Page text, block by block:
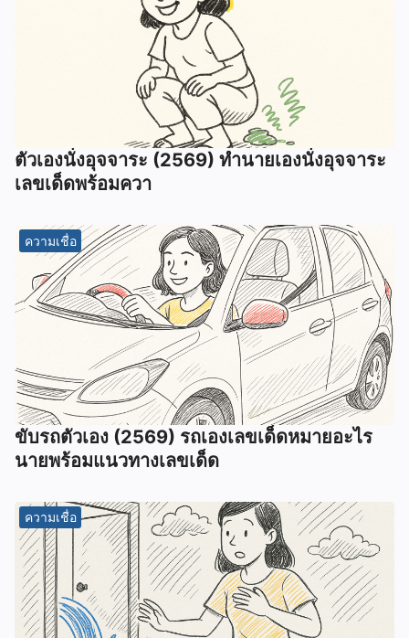
ตัวเองนั่งอุจจาระ (2569) ทํานายเองนั่งอุจจาระ
เลขเด็ดพร้อมควา
ความเชื่อ
ขับรถตัวเอง (2569) รถเองเลขเด็ดหมายอะไร
นายพร้อมแนวทางเลขเด็ด
ความเชื่อ